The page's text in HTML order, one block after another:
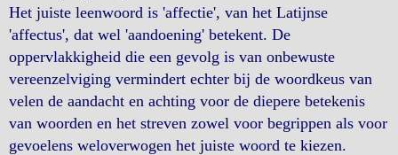
Het juiste leenwoord is 'affectie', van het Latijnse
'affectus', dat wel 'aandoening' betekent. De
oppervlakkigheid die een gevolg is van onbewuste
vereenzelviging vermindert echter bij de woordkeus van
velen de aandacht en achting voor de diepere betekenis
van woorden en het streven zowel voor begrippen als voor
gevoelens weloverwogen het juiste woord te kiezen.